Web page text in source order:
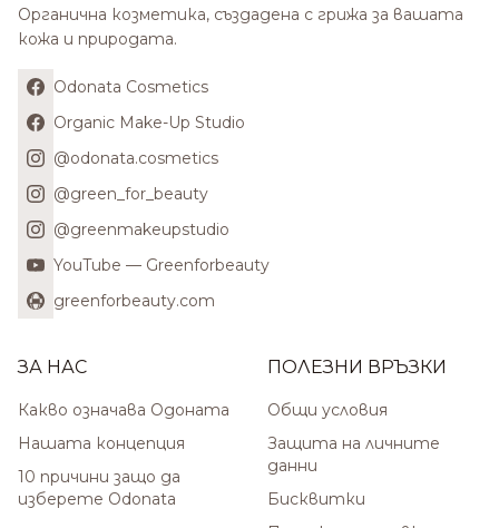
Органична козметика, създадена с грижа за вашата
кожа и природата.
Odonata Cosmetics
Organic Make-Up Studio
@odonata.cosmetics
@green_for_beauty
@greenmakeupstudio
YouTube — Greenforbeauty
greenforbeauty.com
ЗА НАС
Какво означава Одоната
Нашата концепция
10 причини защо да
изберете Odonata
ПОЛЕЗНИ ВРЪЗКИ
Общи условия
Защита на личните
данни
Бисквитки